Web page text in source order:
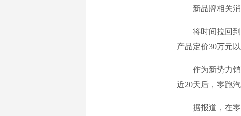
新品牌相关消
将时间拉回到今
产品定价30万元
作为新势力销
近20天后，零跑
据报道，在零